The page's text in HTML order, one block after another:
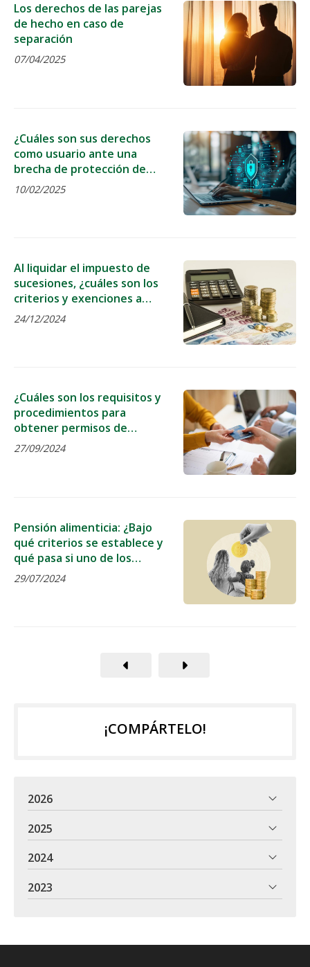
Los derechos de las parejas
de hecho en caso de
separación
07/04/2025
¿Cuáles son sus derechos
como usuario ante una
brecha de protección de
datos?
10/02/2025
Al liquidar el impuesto de
sucesiones, ¿cuáles son los
criterios y exenciones a
considerar?
24/12/2024
¿Cuáles son los requisitos y
procedimientos para
obtener permisos de
residencia y trabajo en
27/09/2024
Pensión alimenticia: ¿Bajo
qué criterios se establece y
qué pasa si uno de los
padres no la paga?
29/07/2024
¡COMPÁRTELO!
2026
2025
2024
2023